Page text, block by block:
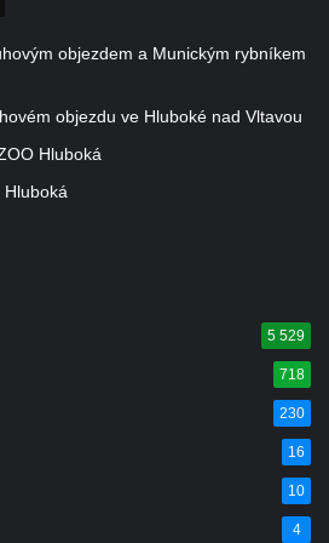
v Cítolibech
na jižním
v Chlumčanech
části Touchovic
v Jimlíně
v Opočně u Loun
objezdem a Munickým rybníkem
objezdu ve Hluboké nad Vltavou
Hluboká
5 529
718
230
16
10
4